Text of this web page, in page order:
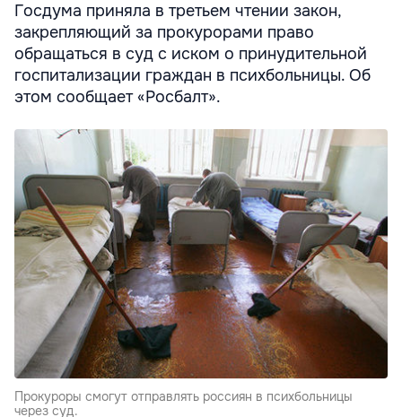
Госдума приняла в третьем чтении закон,
закрепляющий за прокурорами право
обращаться в суд с иском о принудительной
госпитализации граждан в психбольницы. Об
этом сообщает «Росбалт».
Прокуроры смогут отправлять россиян в психбольницы
через суд.